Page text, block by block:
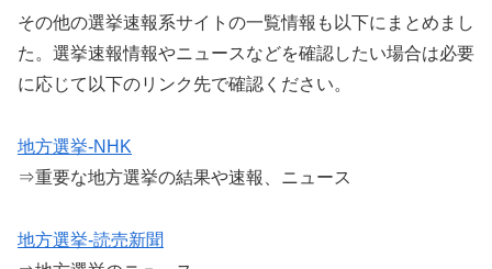
その他の選挙速報系サイトの一覧情報も以下にまとめまし
た。選挙速報情報やニュースなどを確認したい場合は必要
に応じて以下のリンク先で確認ください。
地方選挙-NHK
⇒重要な地方選挙の結果や速報、ニュース
地方選挙-読売新聞